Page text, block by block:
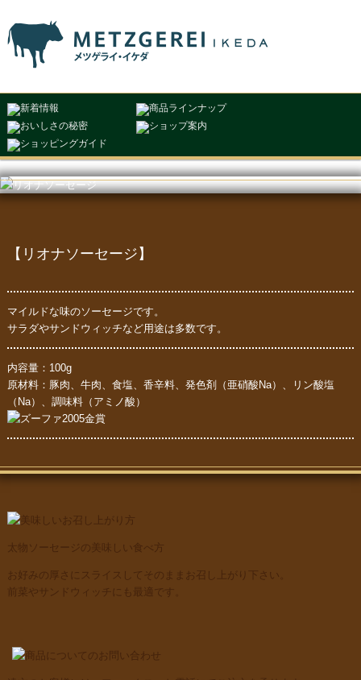
メ
イ
ン
メ
ニ
ュ
【リオナソーセージ】
マイルドな味のソーセージです。
サラダやサンドウィッチなど用途は多数です。
内容量：100g
原材料：豚肉、牛肉、食塩、香辛料、発色剤（亜硝酸Na）、リン酸塩
（Na）、調味料（アミノ酸）
太物ソーセージの美味しい食べ方
お好みの厚さにスライスしてそのままお召し上がり下さい。
前菜やサンドウィッチにも最適です。